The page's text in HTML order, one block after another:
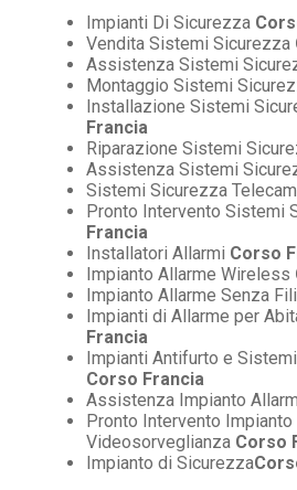
Impianti Di Sicurezza
Vendita Sistemi Sicurezza
Assistenza Sistemi
Montaggio Sistemi
Installazione Sistemi
Francia
Riparazione Sistemi
Assistenza Sistemi
Sistemi Sicurezza
Pronto Intervento Sistemi
Francia
Installatori Allarmi Corso
Impianto Allarme Wireless
Impianto Allarme Senza Fili
Impianti di Allarme per
Francia
Impianti Antifurto e
Corso Francia
Assistenza Impianto
Pronto Intervento Impianto
Videosorveglianza Corso
Impianto di Sicurezza